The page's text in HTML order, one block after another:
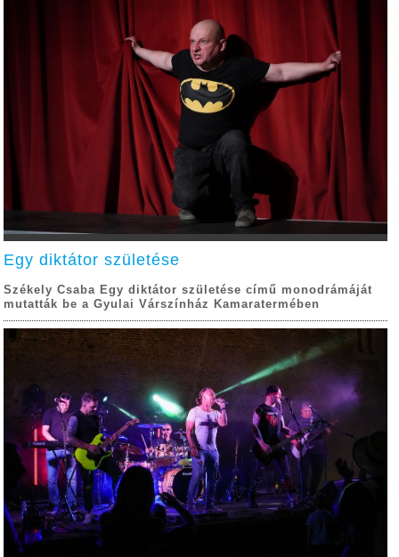
Egy diktátor születése
Székely Csaba Egy diktátor születése című monodrámáját
mutatták be a Gyulai Várszínház Kamaratermében